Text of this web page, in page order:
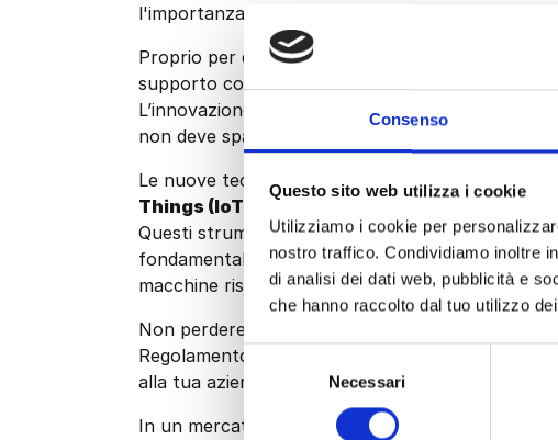
Consenso
Questo sito web utilizza i cookie
Utilizziamo i cookie per
nostro traffico. Condividiamo inoltre
di analisi dei dati web, pubblicità e
che hanno raccolto dal tuo utilizzo
Selezione
del
Necessari
l'importanza di queste novità e adeguarsi
Proprio per questo motivo abbiamo organizzato
supporto concreto per affrontare questo
L’innovazione è una delle più grandi sfide da
non deve spaventare, anzi deve essere di
Le nuove tecnologie come
elettronica
Things (IoT) e la Cyber Security
Questi strumenti non sono più un'opzione, ma
fondamentale che tratteremo è il ruolo degli
macchine rispettino le nuove norme di
Non perdere l’occasione di ottenere le
Regolamento Macchine e capire come
alla tua azienda gli strumenti giusti per
In un mercato sempre più tecnologico e veloce,